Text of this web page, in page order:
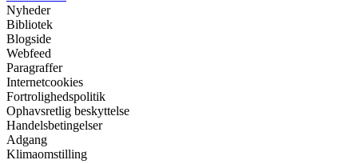
Nyheder
Bibliotek
Blogside
Webfeed
Paragraffer
Internetcookies
Fortrolighedspolitik
Ophavsretlig beskyttelse
Handelsbetingelser
Adgang
Klimaomstilling